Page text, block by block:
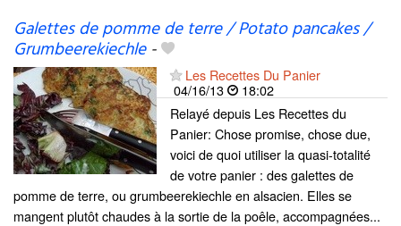
Galettes de pomme de terre / Potato pancakes /
Grumbeerekiechle-
Les Recettes Du Panier
04/16/13
18:02
Relayé depuis Les Recettes du
Panier: Chose promise, chose due,
voici de quoi utiliser la quasi-totalité
de votre panier : des galettes de
pomme de terre, ou grumbeerekiechle en alsacien. Elles se
mangent plutôt chaudes à la sortie de la poêle, accompagnées...